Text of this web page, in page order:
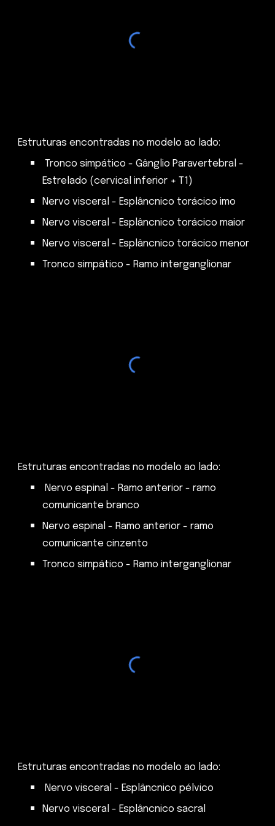
Estruturas encontradas no modelo ao lado:
Tronco simpático - Gânglio Paravertebral -
Estrelado (cervical inferior + T1)
Nervo visceral - Esplâncnico torácico imo
Nervo visceral - Esplâncnico torácico maior
Nervo visceral - Esplâncnico torácico menor
Tronco simpático - Ramo interganglionar
Estruturas encontradas no modelo ao lado:
Nervo espinal - Ramo anterior - ramo
comunicante branco
Nervo espinal - Ramo anterior - ramo
comunicante cinzento
Tronco simpático - Ramo interganglionar
Estruturas encontradas no modelo ao lado:
Nervo visceral - Esplâncnico pélvico
Nervo visceral - Esplâncnico sacral